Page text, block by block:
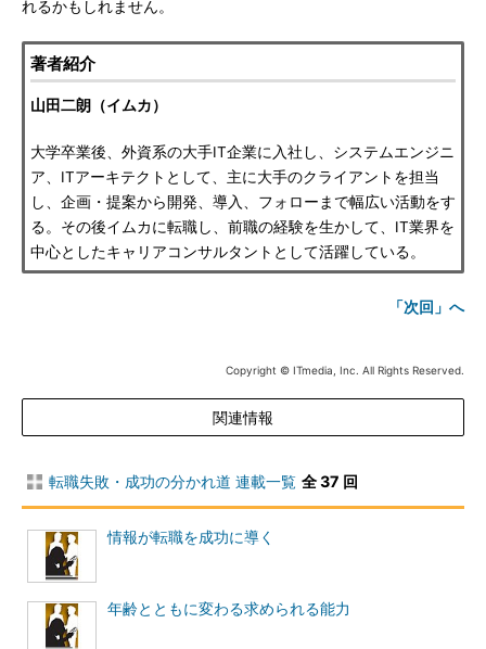
れるかもしれません。
著者紹介
山田二朗（イムカ）
大学卒業後、外資系の大手IT企業に入社し、システムエンジニ
ア、ITアーキテクトとして、主に大手のクライアントを担当
し、企画・提案から開発、導入、フォローまで幅広い活動をす
る。その後イムカに転職し、前職の経験を生かして、IT業界を
中心としたキャリアコンサルタントとして活躍している。
「次回」へ
Copyright © ITmedia, Inc. All Rights Reserved.
関連情報
転職失敗・成功の分かれ道 連載一覧 全 37 回
情報が転職を成功に導く
年齢とともに変わる求められる能力